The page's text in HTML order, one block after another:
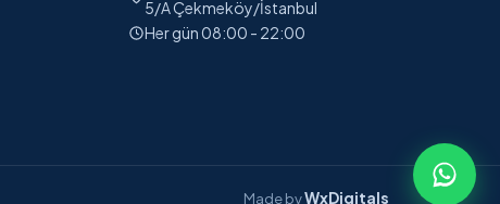
5/A Çekmeköy/İstanbul
Her gün 08:00 - 22:00
Made byWxDigitals